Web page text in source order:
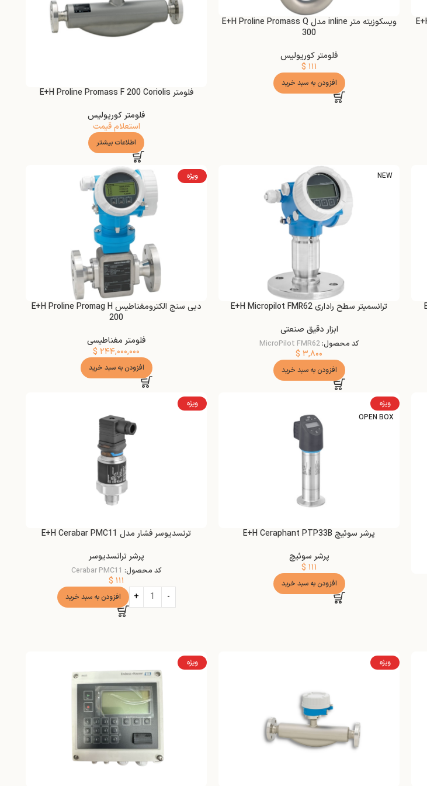
ویسکوزیته متر inline مدل E+H Proline Promass Q
300
فلومتر کوریولیس
$ ۱۱۱
افزودن به سبد خرید
فلومتر E+H Proline Promass F 200 Coriolis
فلومتر کوریولیس
استعلام قیمت
اطلاعات بیشتر
NEW
ترانسمیتر سطح راداری E+H Micropilot FMR62
ابزار دقیق صنعتی
کد محصول:MicroPilot FMR62
$ ۳,۸۰۰
افزودن به سبد خرید
ویژه
دبی سنج الکترومغناطیس E+H Proline Promag H
200
فلومتر مغناطیسی
$ ۲۴۴,۰۰۰,۰۰۰
افزودن به سبد خرید
ویژه
OPEN BOX
پرشر سوئیچ E+H Ceraphant PTP33B
پرشر سوئیچ
$ ۱۱۱
افزودن به سبد خرید
ویژه
ترنسدیوسر فشار مدل E+H Cerabar PMC11
پرشر ترانسدیوسر
کد محصول: Cerabar PMC11
$ ۱۱۱
افزودن به سبد خرید
ویژه ویژه